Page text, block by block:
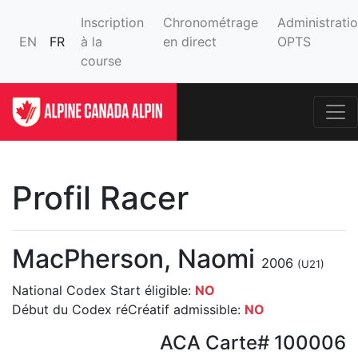
EN FR
Inscription
à la
course
Chronométrage
en direct
OPTS
Profil Racer
MacPherson, Naomi 2006 (U21)
National Codex Start éligible: NO
Début du Codex réCréatif admissible: NO
ACA Carte# 100006